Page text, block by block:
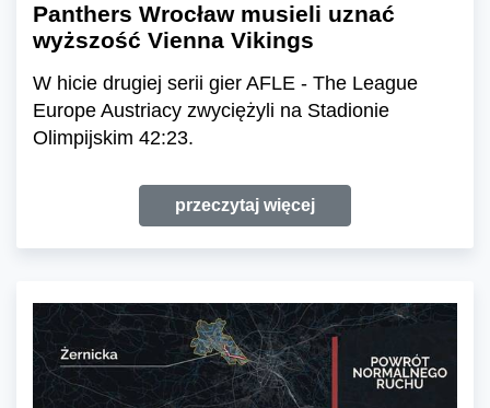
Panthers Wrocław musieli uznać
wyższość Vienna Vikings
W hicie drugiej serii gier AFLE - The League
Europe Austriacy zwyciężyli na Stadionie
Olimpijskim 42:23.
przeczytaj więcej